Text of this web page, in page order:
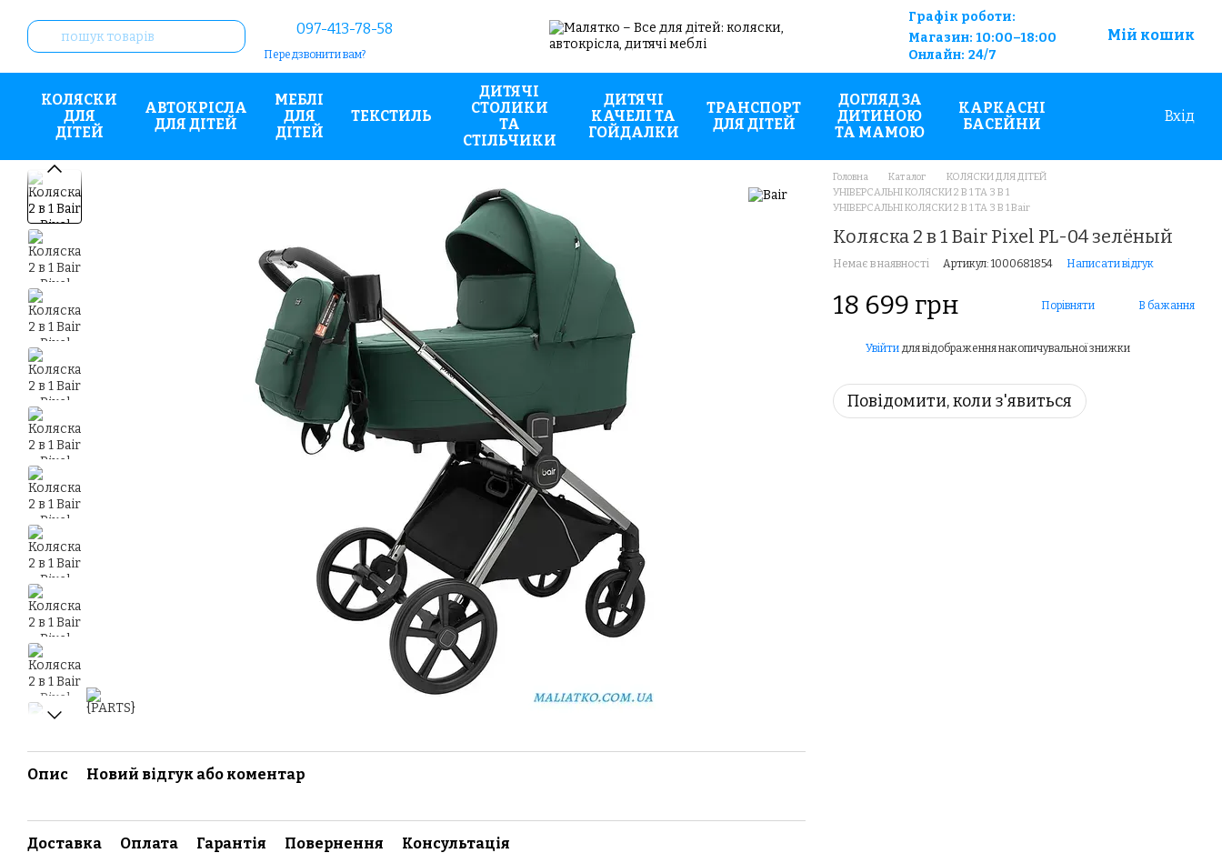
097-413-78-58
Передзвонити вам?
Графік роботи:
Магазин: 10:00–18:00
Онлайн: 24/7
Мій кошик
КОЛЯСКИ
ДЛЯ
ДІТЕЙ
АВТОКРІСЛА
ДЛЯ ДІТЕЙ
МЕБЛІ
ДЛЯ
ДІТЕЙ
ТЕКСТИЛЬ
ДИТЯЧІ
СТОЛИКИ
ТА
СТІЛЬЧИКИ
ДИТЯЧІ
КАЧЕЛІ ТА
ГОЙДАЛКИ
ТРАНСПОРТ
ДЛЯ ДІТЕЙ
ДОГЛЯД ЗА
ДИТИНОЮ
ТА МАМОЮ
КАРКАСНІ
БАСЕЙНИ
Вхід
Головна Каталог
КОЛЯСКИ ДЛЯ ДІТЕЙ
УНІВЕРСАЛЬНІ КОЛЯСКИ 2 В 1 ТА 3 В 1
УНІВЕРСАЛЬНІ КОЛЯСКИ 2 В 1 ТА 3 В 1 Bair
Коляска 2 в 1 Bair Pixel PL-04 зелёный
Немає в наявності Артикул: 1000681854 Написати відгук
18 699 грн Порівняти В бажання
Увійти для відображення накопичувальної знижки
Повідомити, коли з'явиться
Опис Новий відгук або коментар
Доставка Оплата Гарантія Повернення Консультація